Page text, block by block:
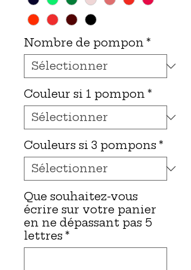
Nombre de pompon *
Couleur si 1 pompon *
Couleurs si 3 pompons *
Que souhaitez-vous
écrire sur votre panier
en ne dépassant pas 5
lettres *